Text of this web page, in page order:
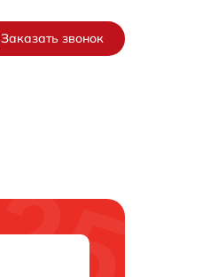
Заказать звонок